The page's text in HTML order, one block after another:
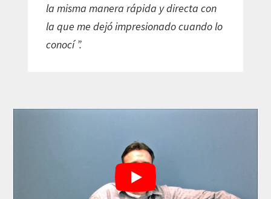
la misma manera rápida y directa con
la que me dejó impresionado cuando lo
conocí ”.